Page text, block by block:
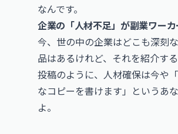
なんです。
企業の「人材不足」が副業ワー
今、世の中の企業はどこも深刻
品はあるけれど、それを紹介す
投稿のように、人材確保は今や
なコピーを書けます」というあ
よ。